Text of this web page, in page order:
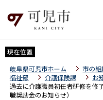
現在位置
岐阜県可児市ホーム
市の
福祉部
介護保険課
お
過去に介護職員初任者研修を修
職奨励金のお知らせ）